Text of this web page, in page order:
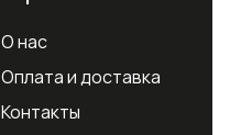
О нас
Оплата и доставка
Контакты